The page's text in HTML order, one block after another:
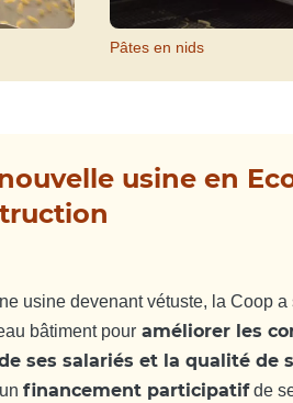
Pâtes en nids
usine en
usine devenant vétuste, la Coop
bâtiment pour améliorer les
ses salariés et la qualité de
financement participatifde